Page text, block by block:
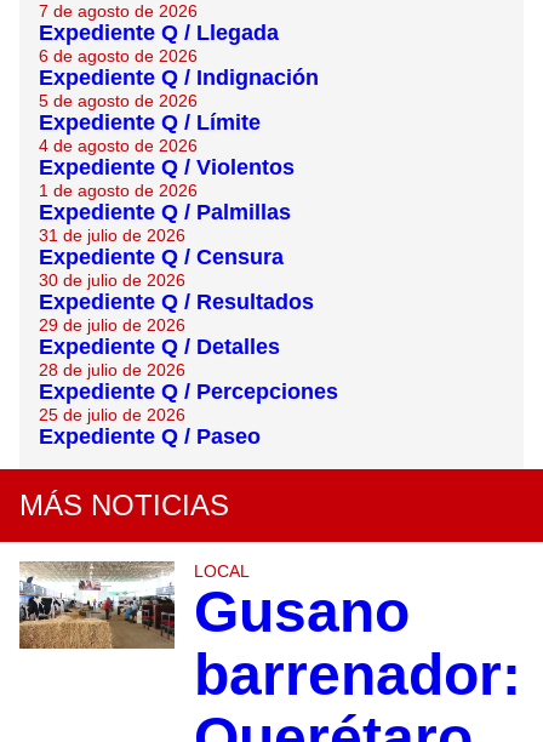
7 de agosto de 2026
Expediente Q / Llegada
6 de agosto de 2026
Expediente Q / Indignación
5 de agosto de 2026
Expediente Q / Límite
4 de agosto de 2026
Expediente Q / Violentos
1 de agosto de 2026
Expediente Q / Palmillas
31 de julio de 2026
Expediente Q / Censura
30 de julio de 2026
Expediente Q / Resultados
29 de julio de 2026
Expediente Q / Detalles
28 de julio de 2026
Expediente Q / Percepciones
25 de julio de 2026
Expediente Q / Paseo
MÁS NOTICIAS
LOCAL
Gusano
barrenador: